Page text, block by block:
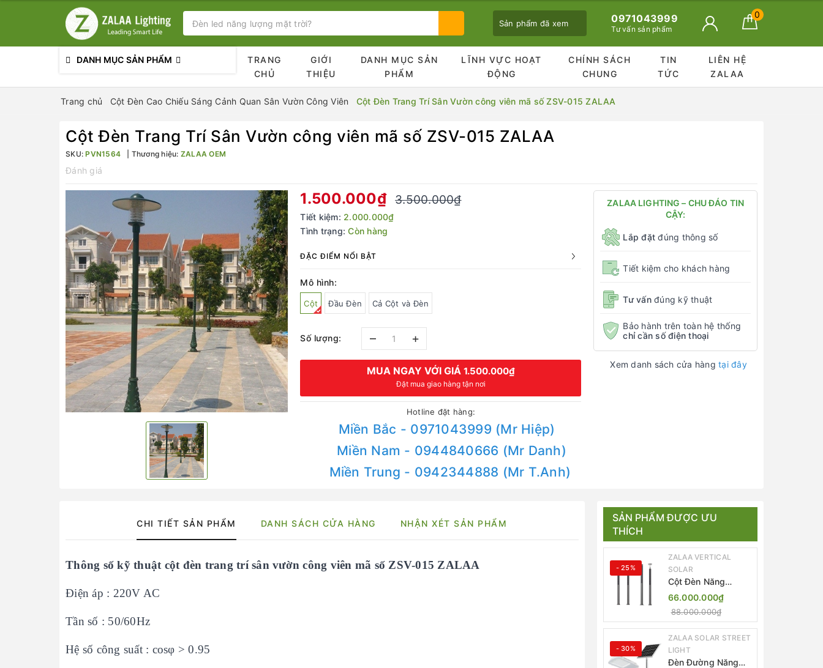
Sản phẩm đã xem
Bạn chưa xem sản phẩm nào
0971043999
Tư vấn sản phẩm
0
DANH MỤC SẢN PHẨM
TRANG
CHỦ
GIỚI
THIỆU
DANH MỤC SẢN
PHẨM
LĨNH VỰC HOẠT
ĐỘNG
CHÍNH SÁCH
CHUNG
TIN
TỨC
LIÊN HỆ
ZALAA
Trang chủ Cột Đèn Cao Chiếu Sáng Cảnh Quan Sân Vườn Công Viên Cột Đèn Trang Trí Sân Vườn công viên mã số ZSV-015 ZALAA
Cột Đèn Trang Trí Sân Vườn công viên mã số ZSV-015 ZALAA
SKU:PVN1564 Thương hiệu: ZALAA OEM
Đánh giá
1.500.000₫ 3.500.000₫
Tiết kiệm: 2.000.000₫
Tình trạng: Còn hàng
ĐẶC ĐIỂM NỔI BẬT
Mô hình:
Cột Đầu Đèn Cả Cột và Đèn
Số lượng: – +
MUA NGAY VỚI GIÁ 1.500.000₫
Đặt mua giao hàng tận nơi
Hotline đặt hàng:
Miền Bắc - 0971043999 (Mr Hiệp)
Miền Nam - 0944840666 (Mr Danh)
Miền Trung - 0942344888 (Mr T.Anh)
ZALAA LIGHTING – CHU ĐÁO TIN
CẬY:
Lắp đặt đúng thông số
Tiết kiệm cho khách hàng
Tư vấnđúng kỹ thuật
Bảo hành trên toàn hệ thống
chỉ cần số điện thoại
Xem danh sách cửa hàngtại đây
CHI TIẾT SẢN PHẨM DANH SÁCH CỬA HÀNG NHẬN XÉT SẢN PHẨM
Thông số kỹ thuật cột đèn trang trí sân vườn công viên mã số ZSV-015 ZALAA
Điện áp : 220V AC
Tần số : 50/60Hz
Hệ số công suất : cosφ > 0.95
SẢN PHẨM ĐƯỢC ƯU
THÍCH
- 25%
ZALAA VERTICAL
SOLAR
Cột Đèn Năng
Lượng Mặt Trời Dọc
Thông Minh ZSR-
YYDS-360 | ZALAA
Jsc
66.000.000₫
88.000.000₫
- 30%
ZALAA SOLAR STREET
LIGHT
Đèn Đường Năng